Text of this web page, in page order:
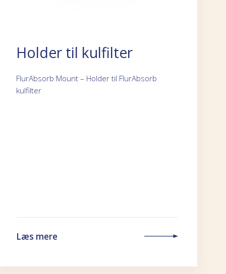
Holder til kulfilter
FlurAbsorb Mount – Holder til FlurAbsorb
kulfilter
Læs mere